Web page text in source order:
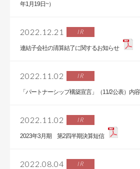
年1月19日~）
2022.12.21 IR
連結子会社の清算結了に関するお知らせ
2022.11.02 IR
「パートナーシップ構築宣言」（11/2公表）内
2022.11.02 IR
2023年3月期 第2四半期決算短信
2022.08.04 IR